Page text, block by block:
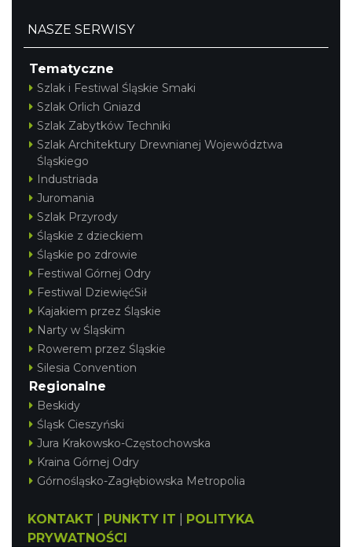
NASZE SERWISY
Tematyczne
Szlak i Festiwal Śląskie Smaki
Szlak Orlich Gniazd
Szlak Zabytków Techniki
Szlak Architektury Drewnianej Województwa
Śląskiego
Industriada
Juromania
Szlak Przyrody
Śląskie z dzieckiem
Śląskie po zdrowie
Festiwal Górnej Odry
Festiwal DziewięćSił
Kajakiem przez Śląskie
Narty w Śląskim
Rowerem przez Śląskie
Silesia Convention
Regionalne
Beskidy
Śląsk Cieszyński
Jura Krakowsko-Częstochowska
Kraina Górnej Odry
Górnośląsko-Zagłębiowska Metropolia
KONTAKT PUNKTY IT
POLITYKA
PRYWATNOŚCI